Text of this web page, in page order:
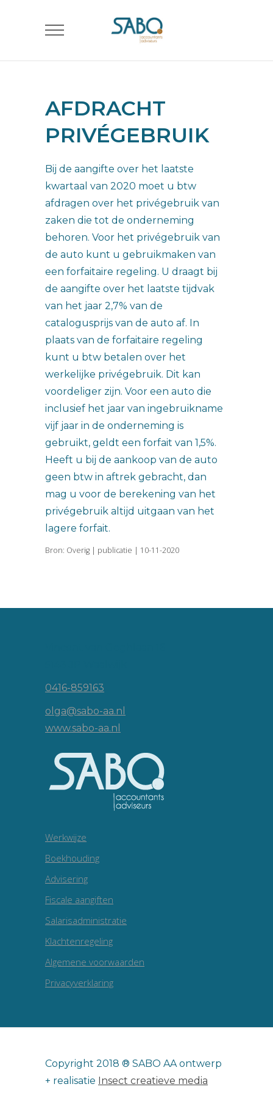
AFDRACHT
PRIVÉGEBRUIK
Bij de aangifte over het laatste
kwartaal van 2020 moet u btw
afdragen over het privégebruik van
zaken die tot de onderneming
behoren. Voor het privégebruik van
de auto kunt u gebruikmaken van
een forfaitaire regeling. U draagt bij
de aangifte over het laatste tijdvak
van het jaar 2,7% van de
catalogusprijs van de auto af. In
plaats van de forfaitaire regeling
kunt u btw betalen over het
werkelijke privégebruik. Dit kan
voordeliger zijn. Voor een auto die
inclusief het jaar van ingebruikname
vijf jaar in de onderneming is
gebruikt, geldt een forfait van 1,5%.
Heeft u bij de aankoop van de auto
geen btw in aftrek gebracht, dan
mag u voor de berekening van het
privégebruik altijd uitgaan van het
lagere forfait.
Bron: Overig | publicatie | 10-11-2020
0416-859163
olga@sabo-aa.nl
www.sabo-aa.nl
Werkwijze
Boekhouding
Advisering
Fiscale aangiften
Salarisadministratie
Klachtenregeling
Algemene voorwaarden
Privacyverklaring
Copyright 2018 ® SABO AA ontwerp
+ realisatie Insect creatieve media